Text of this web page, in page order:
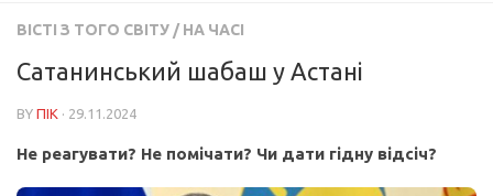
ВІСТІ З ТОГО СВІТУ / НА ЧАСІ
Сатанинський шабаш у Астані
BY ПІК · 29.11.2024
Не реагувати? Не помічати? Чи дати гідну відсіч?